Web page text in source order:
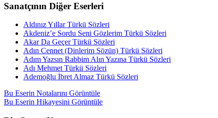
Sanatçının Diğer Eserleri
Aldınız Yıllar Türkü Sözleri
Akdeniz’e Sordu Seni Gözlerim Türkü Sözleri
Akar Da Geçer Türkü Sözleri
Adın Cennet (Dinlerim Sözün) Türkü Sözleri
Adım Yazsın Rabbim Alın Yazına Türkü Sözleri
Adı Mehmet Türkü Sözleri
Ademoğlu İbret Almaz Türkü Sözleri
Bu Eserin Notalarını Görüntüle
Bu Eserin Hikayesini Görüntüle